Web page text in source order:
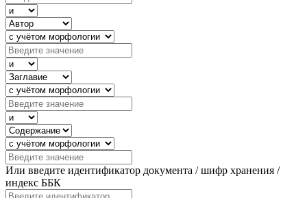
Или введите идентификатор документа / шифр хранения /
индекс ББК